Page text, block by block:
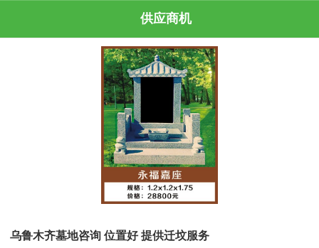
供应商机
乌鲁木齐墓地咨询 位置好 提供迁坟服务